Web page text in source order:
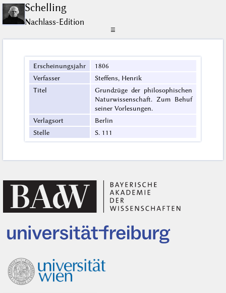
Schelling
Nachlass-Edition
☰
Erscheinungsjahr
1806
Verfasser
Steffens, Henrik
Titel
Grundzüge der philosophischen
Naturwissenschaft. Zum Behuf
seiner Vorlesungen.
Verlagsort
Berlin
Stelle
S. 111